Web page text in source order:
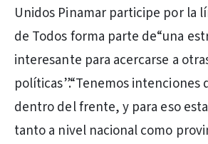
Unidos Pinamar participe por la
de Todos forma parte de“una
interesante para acercarse a
políticas”.“Tenemos intenciones
dentro del frente, y para eso
tanto a nivel nacional como